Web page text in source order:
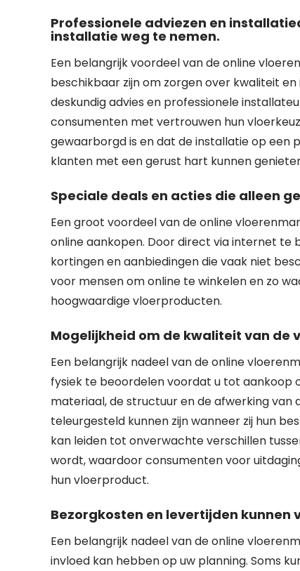
Professionele adviezen en
installatie weg te nemen.
Een belangrijk voordeel van de online
beschikbaar zijn om zorgen over kwaliteit
deskundig advies en professionele
consumenten met vertrouwen hun
gewaarborgd is en dat de installatie op een
klanten met een gerust hart kunnen
Speciale deals en acties die alleen
Een groot voordeel van de online
online aankopen. Door direct via internet te
kortingen en aanbiedingen die vaak niet
voor mensen om online te winkelen en zo
hoogwaardige vloerproducten.
Mogelijkheid om de kwaliteit van de
Een belangrijk nadeel van de online
fysiek te beoordelen voordat u tot aankoop
materiaal, de structuur en de afwerking
teleurgesteld kunnen zijn wanneer zij hun
kan leiden tot onverwachte verschillen
wordt, waardoor consumenten voor
hun vloerproduct.
Bezorgkosten en levertijden kunnen
Een belangrijk nadeel van de online
invloed kan hebben op uw planning. Soms